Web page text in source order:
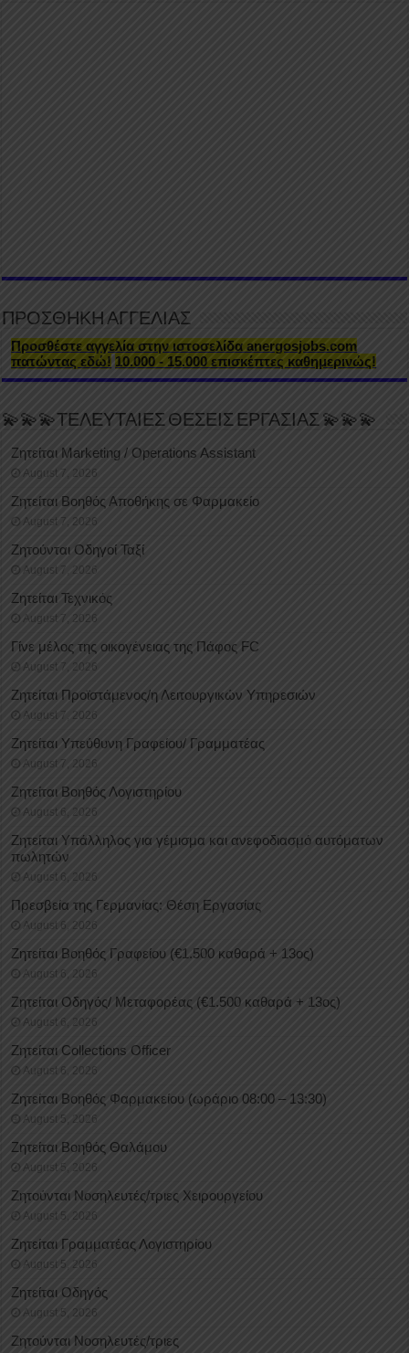
ΠΡΟΣΘΗΚΗ ΑΓΓΕΛΙΑΣ
Προσθέστε αγγελία στην ιστοσελίδα anergosjobs.com
πατώντας εδώ! 10.000 - 15.000 επισκέπτες καθημερινώς!
💫💫💫ΤΕΛΕΥΤΑΙΕΣ ΘΕΣΕΙΣ ΕΡΓΑΣΙΑΣ 💫💫💫
Ζητείται Marketing / Operations Assistant
August 7, 2026
Ζητείται Βοηθός Αποθήκης σε Φαρμακείο
August 7, 2026
Ζητούνται Οδηγοί Ταξί
August 7, 2026
Ζητείται Τεχνικός
August 7, 2026
Γίνε μέλος της οικογένειας της Πάφος FC
August 7, 2026
Ζητείται Προϊστάμενος/η Λειτουργικών Υπηρεσιών
August 7, 2026
Ζητείται Υπεύθυνη Γραφείου/ Γραμματέας
August 7, 2026
Ζητείται Βοηθός Λογιστηρίου
August 6, 2026
Ζητείται Υπάλληλος για γέμισμα και ανεφοδιασμό αυτόματων
πωλητών
August 6, 2026
Πρεσβεία της Γερμανίας: Θέση Εργασίας
August 6, 2026
Ζητείται Βοηθός Γραφείου (€1.500 καθαρά + 13ος)
August 6, 2026
Ζητείται Οδηγός/ Μεταφορέας (€1.500 καθαρά + 13ος)
August 6, 2026
Ζητείται Collections Officer
August 6, 2026
Ζητείται Βοηθός Φαρμακείου (ωράριο 08:00 – 13:30)
August 5, 2026
Ζητείται Βοηθός Θαλάμου
August 5, 2026
Ζητούνται Νοσηλευτές/τριες Χειρουργείου
August 5, 2026
Ζητείται Γραμματέας Λογιστηρίου
August 5, 2026
Ζητείται Οδηγός
August 5, 2026
Ζητούνται Νοσηλευτές/τριες